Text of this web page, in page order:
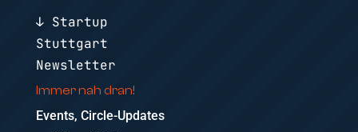
↓ Startup
Stuttgart
Newsletter
Immer nah dran!
Events, Circle-Updates